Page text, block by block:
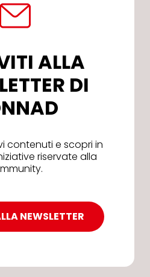
ALLA
DI
contenuti e scopri in
riservate alla
NEWSLETTER